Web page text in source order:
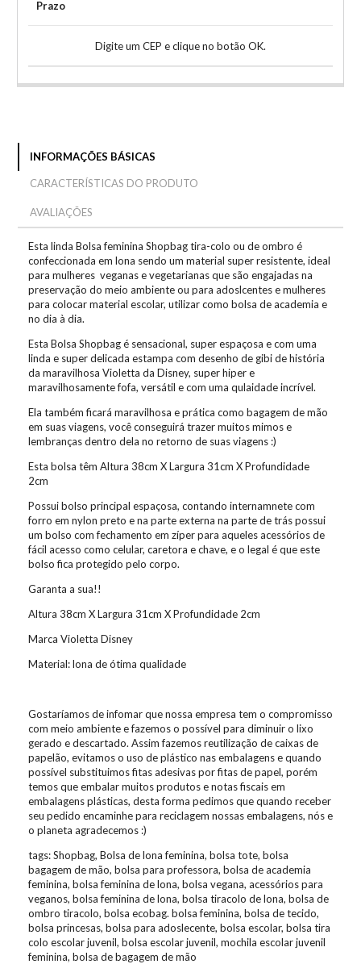
Prazo
Digite um CEP e clique no botão OK.
INFORMAÇÕES BÁSICAS
CARACTERÍSTICAS DO PRODUTO
AVALIAÇÕES
Esta linda Bolsa feminina Shopbag tira-colo ou de ombro é
confeccionada em lona sendo um material super resistente, ideal
para mulheres veganas e vegetarianas que são engajadas na
preservação do meio ambiente ou para adoslcentes e mulheres
para colocar material escolar, utilizar como bolsa de academia e
no dia à dia.
Esta Bolsa Shopbag é sensacional, super espaçosa e com uma
linda e super delicada estampa com desenho de gibi de história
da maravilhosa Violetta da Disney, super hiper e
maravilhosamente fofa, versátil e com uma qulaidade incrível.
Ela também ficará maravilhosa e prática como bagagem de mão
em suas viagens, você conseguirá trazer muitos mimos e
lembranças dentro dela no retorno de suas viagens :)
Esta bolsa têm Altura 38cm X Largura 31cm X Profundidade
2cm
Possui bolso principal espaçosa, contando internamnete com
forro em nylon preto e na parte externa na parte de trás possui
um bolso com fechamento em zíper para aqueles acessórios de
fácil acesso como celular, caretora e chave, e o legal é que este
bolso fica protegido pelo corpo.
Garanta a sua!!
Altura 38cm X Largura 31cm X Profundidade 2cm
Marca Violetta Disney
Material: lona de ótima qualidade
Gostaríamos de infomar que nossa empresa tem o compromisso
com meio ambiente e fazemos o possível para diminuir o lixo
gerado e descartado. Assim fazemos reutilização de caixas de
papelão, evitamos o uso de plástico nas embalagens e quando
possível substituimos fitas adesivas por fitas de papel, porém
temos que embalar muitos produtos e notas fiscais em
embalagens plásticas, desta forma pedimos que quando receber
seu pedido encaminhe para reciclagem nossas embalagens, nós e
o planeta agradecemos :)
tags: Shopbag, Bolsa de lona feminina, bolsa tote, bolsa
bagagem de mão, bolsa para professora, bolsa de academia
feminina, bolsa feminina de lona, bolsa vegana, acessórios para
veganos, bolsa feminina de lona, bolsa tiracolo de lona, bolsa de
ombro tiracolo, bolsa ecobag. bolsa feminina, bolsa de tecido,
bolsa princesas, bolsa para adoslecente, bolsa escolar, bolsa tira
colo escolar juvenil, bolsa escolar juvenil, mochila escolar juvenil
feminina, bolsa de bagagem de mão